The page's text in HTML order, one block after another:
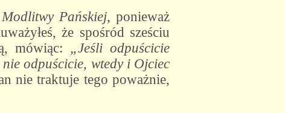
Modlitwy Pańskiej, ponieważ
że spośród sześciu
mówiąc: „Jeśli odpuścicie
odpuścicie, wtedy i Ojciec
nie traktuje tego poważnie,